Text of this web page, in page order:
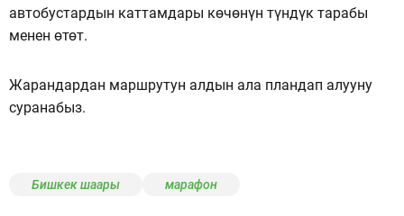
автобустардын каттамдары көчөнүн түндүк тарабы
менен өтөт.
Жарандардан маршрутун алдын ала пландап алууну
суранабыз.
Бишкек шаары марафон